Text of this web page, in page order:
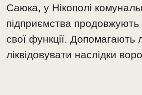
Саюка, у Нікополі
підприємства продовжують
свої функції. Допомагають
ліквідовувати наслідки